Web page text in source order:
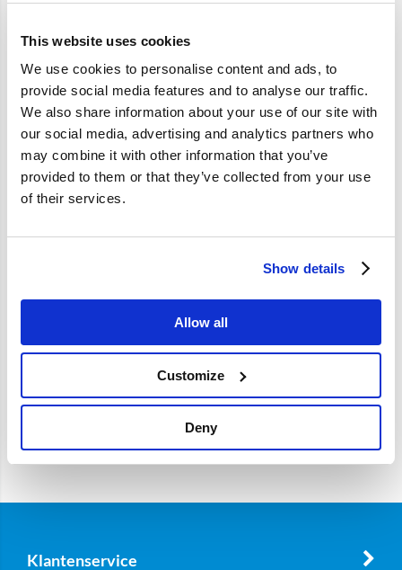
This website uses cookies
We use cookies to personalise content and ads, to
provide social media features and to analyse our traffic.
We also share information about your use of our site with
our social media, advertising and analytics partners who
may combine it with other information that you’ve
provided to them or that they’ve collected from your use
of their services.
Show details
Allow all
Customize
Deny
544 Amazon 142 144 145 P1800 P1800S P1800E 1800ES; B18B;
Wordt geleverd zonder sproeiernaalden!
Specificaties
Merk Vantage
Klantenservice